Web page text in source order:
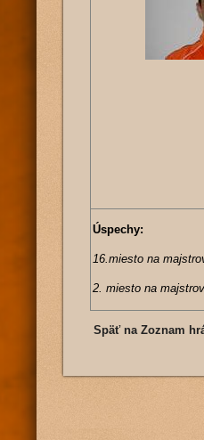
Úspechy:
16.miesto na
2. miesto na
Späť na Zoznam